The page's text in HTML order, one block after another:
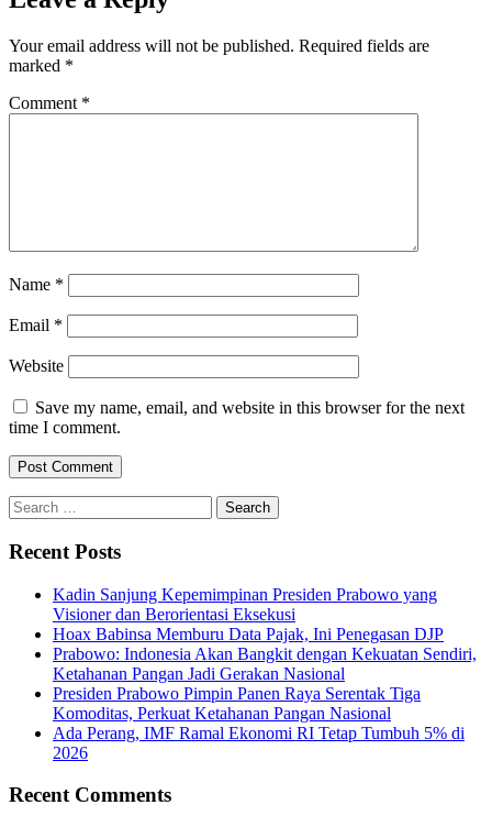
Your email address will not be published. Required fields are
marked *
Comment *
Name *
Email *
Website
Save my name, email, and website in this browser for the next
time I comment.
Search
for:
Recent Posts
Kadin Sanjung Kepemimpinan Presiden Prabowo yang
Visioner dan Berorientasi Eksekusi
Hoax Babinsa Memburu Data Pajak, Ini Penegasan DJP
Prabowo: Indonesia Akan Bangkit dengan Kekuatan Sendiri,
Ketahanan Pangan Jadi Gerakan Nasional
Presiden Prabowo Pimpin Panen Raya Serentak Tiga
Komoditas, Perkuat Ketahanan Pangan Nasional
Ada Perang, IMF Ramal Ekonomi RI Tetap Tumbuh 5% di
2026
Recent Comments